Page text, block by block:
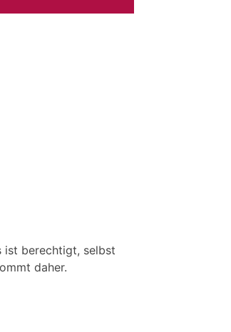
ist berechtigt, selbst
daher.